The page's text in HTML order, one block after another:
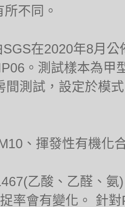
不同。
在2020年8月
。測試樣本為甲
間測試，設定於模
、揮發性有機化
乙酸、乙醛、
率會有變化。 針